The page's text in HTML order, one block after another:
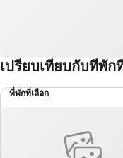
เปรียบเทียบกับที่พัก
ที่พักที่เลือก